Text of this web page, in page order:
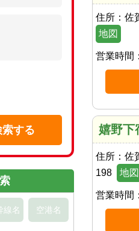
住所： 佐
地図
営業時間：
嬉野下
住所： 佐
198
地図
営業時間：
する
線名 空港名